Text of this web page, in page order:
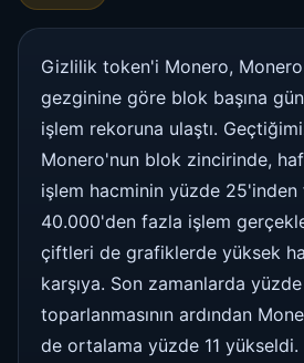
Gizlilik token'i Monero,
gezginine göre blok başına
işlem rekoruna ulaştı.
Monero'nun blok zincirinde,
işlem hacminin yüzde 25'inden
40.000'den fazla işlem
çiftleri de grafiklerde yüksek
karşıya. Son zamanlarda
toparlanmasının ardından
de ortalama yüzde 11